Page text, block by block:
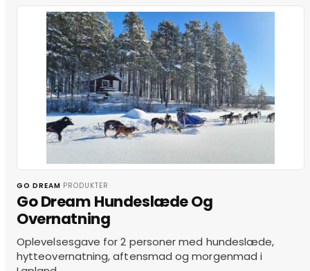
GO DREAM·PRODUKTER ·
Go Dream Hundeslæde Og
Overnatning
Oplevelsesgave for 2 personer med hundeslæde,
hytteovernatning, aftensmad og morgenmad i